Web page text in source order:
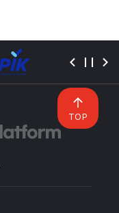
TOP